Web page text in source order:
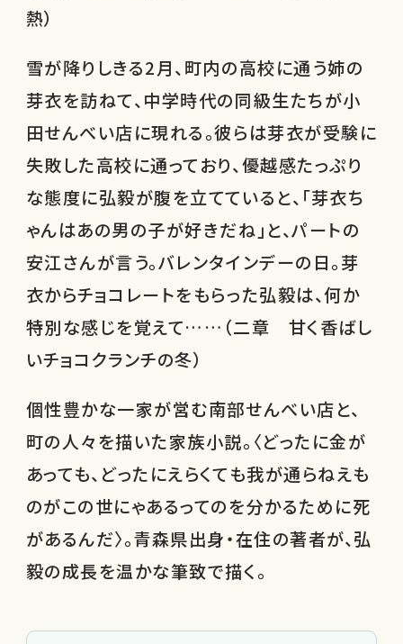
熱）
雪が降りしきる2月、町内の高校に通う姉の
芽衣を訪ねて、中学時代の同級生たちが小
田せんべい店に現れる。彼らは芽衣が受験に
失敗した高校に通っており、優越感たっぷり
な態度に弘毅が腹を立てていると、「芽衣ち
ゃんはあの男の子が好きだね」と、パートの
安江さんが言う。バレンタインデーの日。芽
衣からチョコレートをもらった弘毅は、何か
特別な感じを覚えて……（二章 甘く香ばし
いチョコクランチの冬）
個性豊かな一家が営む南部せんべい店と、
町の人々を描いた家族小説。〈どったに金が
あっても、どったにえらくても我が通らねえも
のがこの世にゃあるってのを分かるために死
があるんだ〉。青森県出身・在住の著者が、弘
毅の成長を温かな筆致で描く。